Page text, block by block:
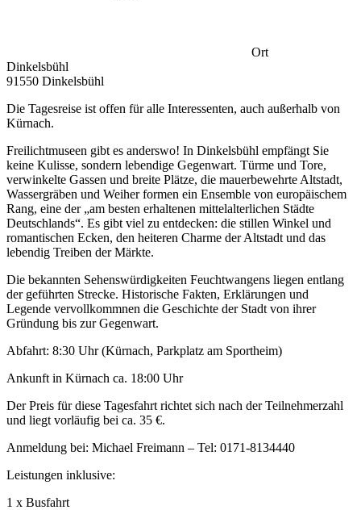
Ort
Dinkelsbühl
91550 Dinkelsbühl
Die Tagesreise ist offen für alle Interessenten, auch außerhalb von
Kürnach.
Freilichtmuseen gibt es anderswo! In Dinkelsbühl empfängt Sie
keine Kulisse, sondern lebendige Gegenwart. Türme und Tore,
verwinkelte Gassen und breite Plätze, die mauerbewehrte Altstadt,
Wassergräben und Weiher formen ein Ensemble von europäischem
Rang, eine der „am besten erhaltenen mittelalterlichen Städte
Deutschlands“. Es gibt viel zu entdecken: die stillen Winkel und
romantischen Ecken, den heiteren Charme der Altstadt und das
lebendig Treiben der Märkte.
Die bekannten Sehenswürdigkeiten Feuchtwangens liegen entlang
der geführten Strecke. Historische Fakten, Erklärungen und
Legende vervollkommnen die Geschichte der Stadt von ihrer
Gründung bis zur Gegenwart.
Abfahrt: 8:30 Uhr (Kürnach, Parkplatz am Sportheim)
Ankunft in Kürnach ca. 18:00 Uhr
Der Preis für diese Tagesfahrt richtet sich nach der Teilnehmerzahl
und liegt vorläufig bei ca. 35 €.
Anmeldung bei: Michael Freimann – Tel: 0171-8134440
Leistungen inklusive:
1 x Busfahrt